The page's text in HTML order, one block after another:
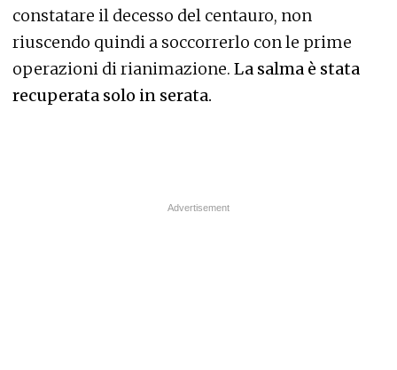
constatare il decesso del centauro, non
riuscendo quindi a soccorrerlo con le prime
operazioni di rianimazione. La salma è stata
recuperata solo in serata.